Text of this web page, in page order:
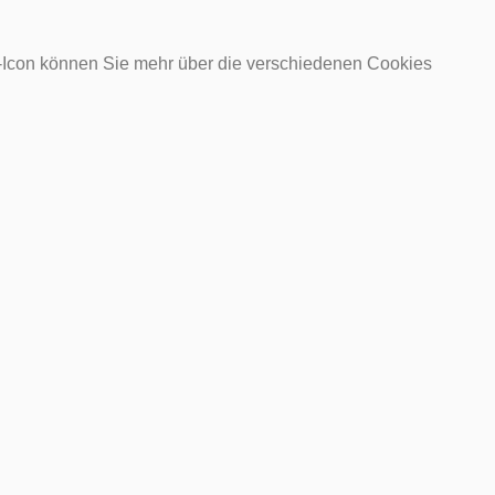
können Sie mehr über die verschiedenen Cookies